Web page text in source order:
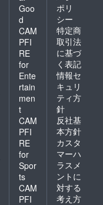
Goo
d
CAM
PFI
RE
for
Ente
rtain
men
t
CAM
PFI
RE
for
Spor
ts
CAM
PFI
ポリ
シー
特定商
取引法
に基づ
く表記
情報セ
キュリ
ティ方
針
反社基
本方針
カスタ
マーハ
ラスメ
ントに
対する
考え方